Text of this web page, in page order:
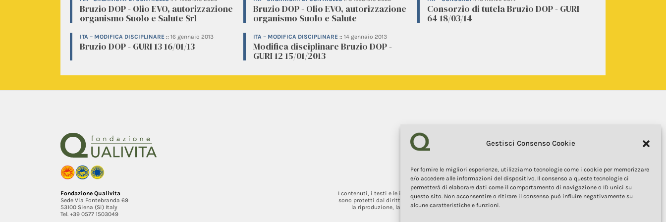
Gestisci Consenso Cookie
Per fornire le migliori esperienze, utilizziamo tecnologie come i cookie per memorizzare
e/o accedere alle informazioni del dispositivo. Il consenso a queste tecnologie ci
permetterà di elaborare dati come il comportamento di navigazione o ID unici su
questo sito. Non acconsentire o ritirare il consenso può influire negativamente su
alcune caratteristiche e funzioni.
Bruzio DOP - Olio EVO, autorizzazione
organismo Suolo e Salute Srl
Bruzio DOP - Olio EVO, autorizzazione
organismo Suolo e Salute
Consorzio di tutela Bruzio DOP - GURI
64 18/03/14
ITA – MODIFICA DISCIPLINARE :: 16 gennaio 2013
Bruzio DOP - GURI 13 16/01/13
ITA – MODIFICA DISCIPLINARE ::14 gennaio 2013
Modifica disciplinare Bruzio DOP -
GURI 12 15/01/2013
Fondazione Qualivita
Sede Via Fontebranda 69
53100 Siena (Si) Italy
Tel. +39 0577 1503049
COPYRIGHT 2025
I contenuti, i testi e le immagini di questo sito web sono di proprietà della Fondazione Qualivita e
sono protetti dal diritto d’autore e dalla normativa sulla proprietà intellettuale. È vietata la copia,
la riproduzione, la redistribuzione e la pubblicazione, in qualsiasi forma, dei contenuti e delle